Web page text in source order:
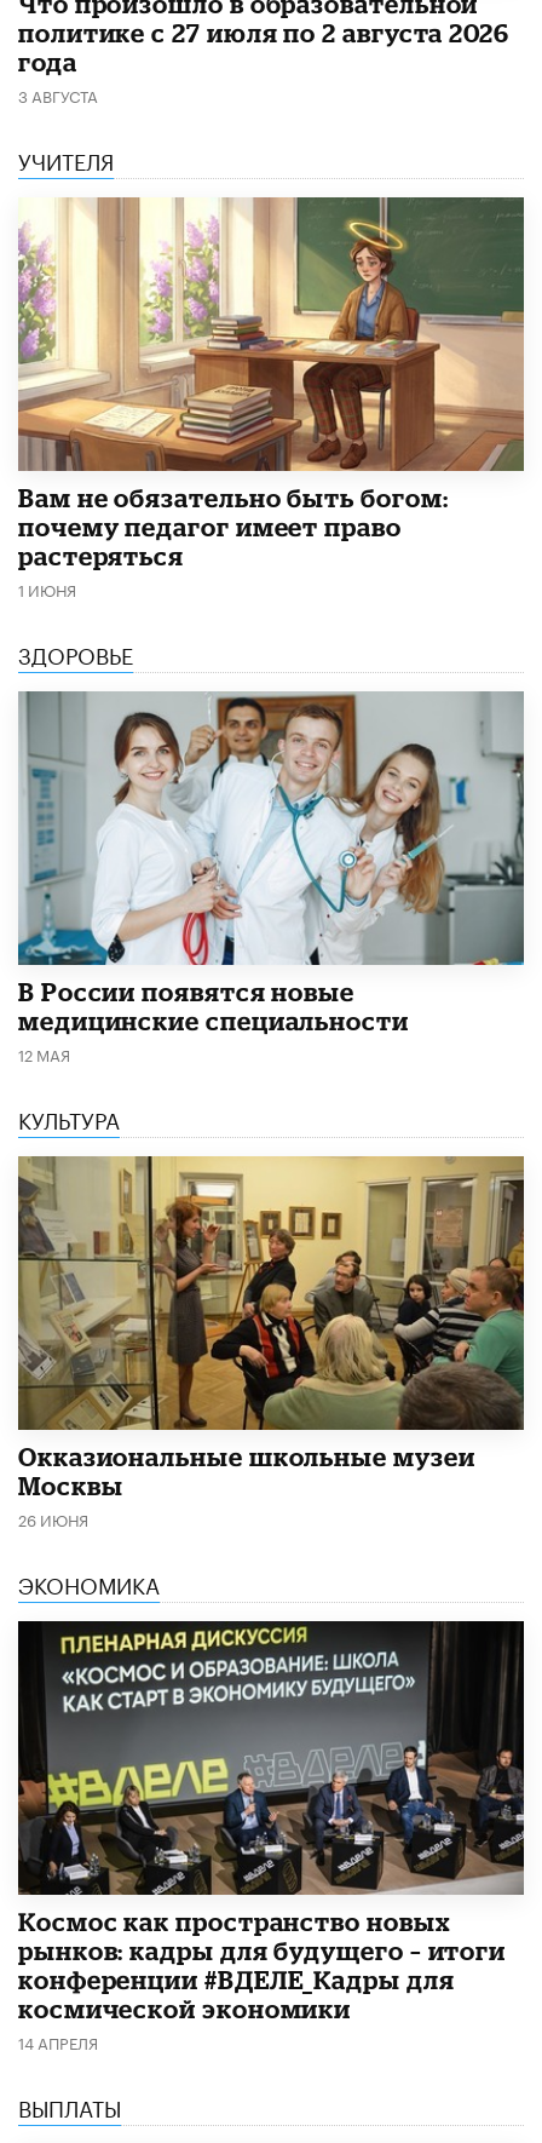
политике с 27 июля по 2 августа 2026
года
3 АВГУСТА
УЧИТЕЛЯ
​Вам не обязательно быть богом:
почему педагог имеет право
растеряться
1 ИЮНЯ
ЗДОРОВЬЕ
В России появятся новые
медицинские специальности
12 МАЯ
КУЛЬТУРА
​Окказиональные школьные музеи
Москвы
26 ИЮНЯ
ЭКОНОМИКА
Космос как пространство новых
рынков: кадры для будущего – итоги
конференции #ВДЕЛЕ_Кадры для
космической экономики
14 АПРЕЛЯ
ВЫПЛАТЫ